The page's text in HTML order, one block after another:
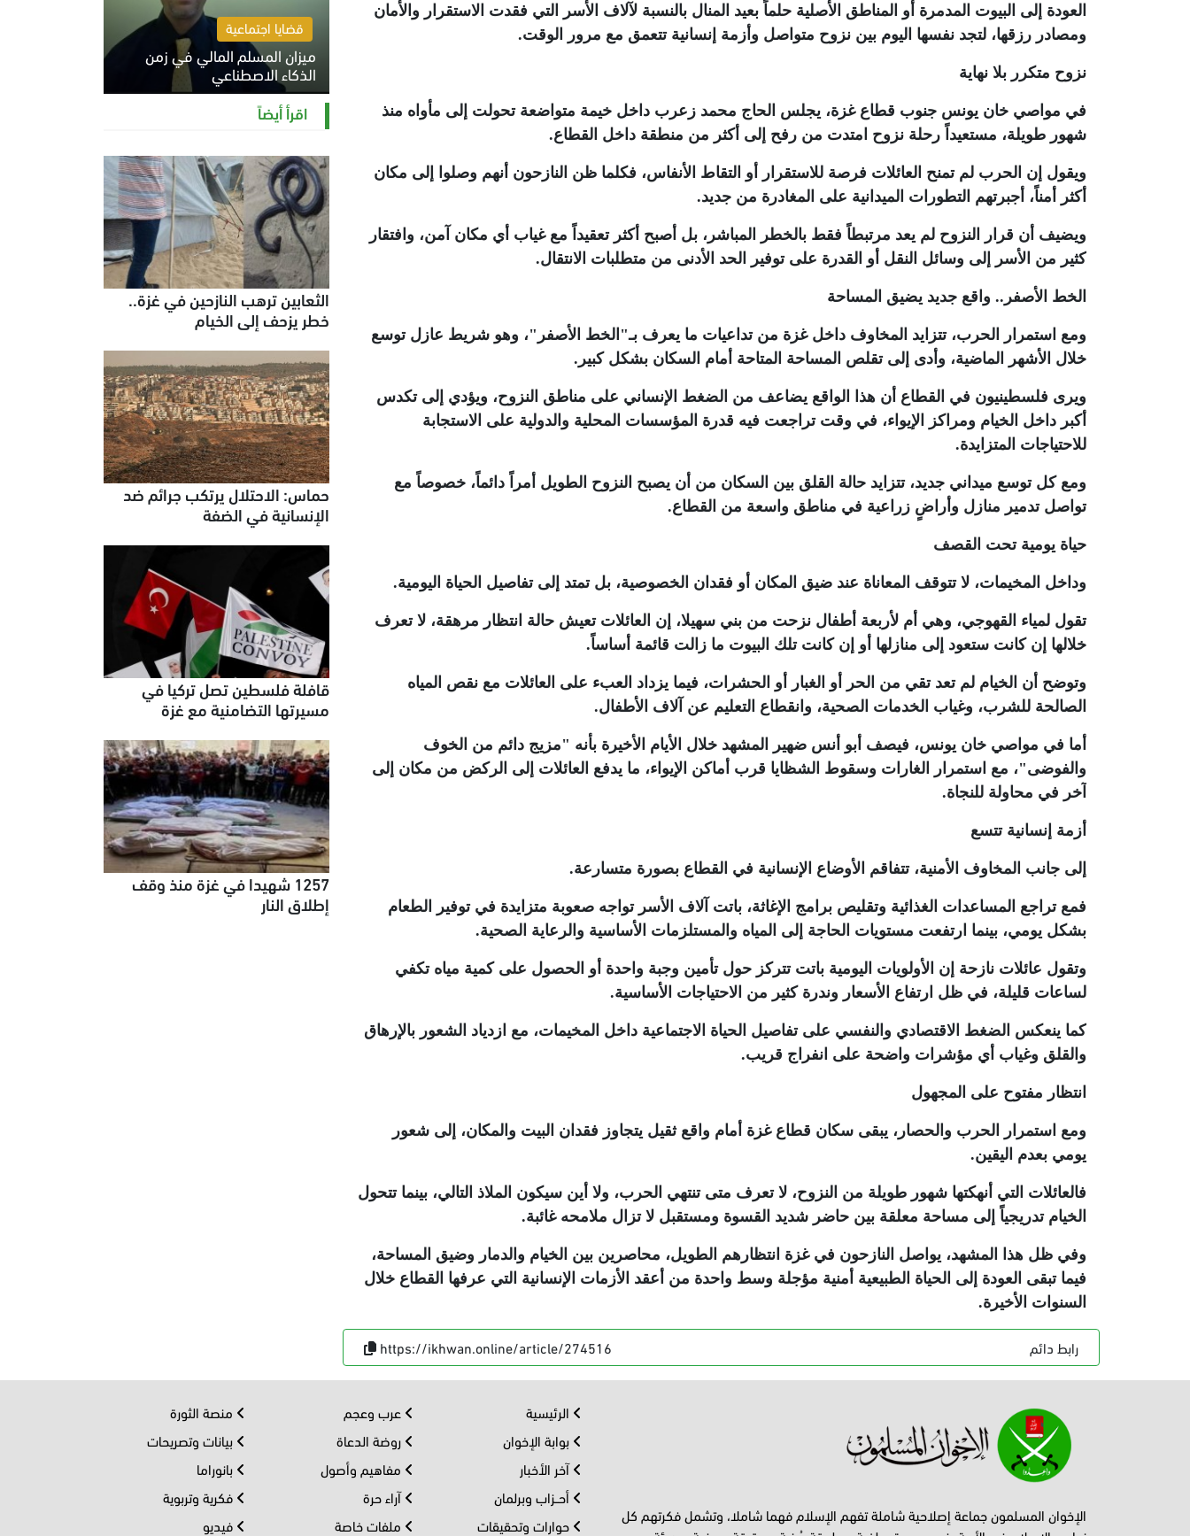
العودة إلى البيوت المدمرة أو المناطق الأصلية حلماً بعيد المنال بالنسبة لآلاف الأسر التي فقدت الاستقرار والأمان
ومصادر رزقها، لتجد نفسها اليوم بين نزوح متواصل وأزمة إنسانية تتعمق مع مرور الوقت.
نزوح متكرر بلا نهاية
في مواصي خان يونس جنوب قطاع غزة، يجلس الحاج محمد زعرب داخل خيمة متواضعة تحولت إلى مأواه منذ
شهور طويلة، مستعيداً رحلة نزوح امتدت من رفح إلى أكثر من منطقة داخل القطاع.
ويقول إن الحرب لم تمنح العائلات فرصة للاستقرار أو التقاط الأنفاس، فكلما ظن النازحون أنهم وصلوا إلى مكان
أكثر أمناً، أجبرتهم التطورات الميدانية على المغادرة من جديد.
ويضيف أن قرار النزوح لم يعد مرتبطاً فقط بالخطر المباشر، بل أصبح أكثر تعقيداً مع غياب أي مكان آمن، وافتقار
كثير من الأسر إلى وسائل النقل أو القدرة على توفير الحد الأدنى من متطلبات الانتقال.
الخط الأصفر.. واقع جديد يضيق المساحة
ومع استمرار الحرب، تتزايد المخاوف داخل غزة من تداعيات ما يعرف بـ"الخط الأصفر"، وهو شريط عازل توسع
خلال الأشهر الماضية، وأدى إلى تقلص المساحة المتاحة أمام السكان بشكل كبير .
ويرى فلسطينيون في القطاع أن هذا الواقع يضاعف من الضغط الإنساني على مناطق النزوح، ويؤدي إلى تكدس
أكبر داخل الخيام ومراكز الإيواء، في وقت تراجعت فيه قدرة المؤسسات المحلية والدولية على الاستجابة
للاحتياجات المتزايدة.
ومع كل توسع ميداني جديد، تتزايد حالة القلق بين السكان من أن يصبح النزوح الطويل أمراً دائماً، خصوصاً مع
تواصل تدمير منازل وأراضٍ زراعية في مناطق واسعة من القطاع.
حياة يومية تحت القصف
وداخل المخيمات، لا تتوقف المعاناة عند ضيق المكان أو فقدان الخصوصية، بل تمتد إلى تفاصيل الحياة اليومية.
تقول لمياء القهوجي، وهي أم لأربعة أطفال نزحت من بني سهيلا، إن العائلات تعيش حالة انتظار مرهقة، لا تعرف
خلالها إن كانت ستعود إلى منازلها أو إن كانت تلك البيوت ما زالت قائمة أساساً.
وتوضح أن الخيام لم تعد تقي من الحر أو الغبار أو الحشرات، فيما يزداد العبء على العائلات مع نقص المياه
الصالحة للشرب، وغياب الخدمات الصحية، وانقطاع التعليم عن آلاف الأطفال.
أما في مواصي خان يونس، فيصف أبو أنس ضهير المشهد خلال الأيام الأخيرة بأنه "مزيج دائم من الخوف
والفوضى"، مع استمرار الغارات وسقوط الشظايا قرب أماكن الإيواء، ما يدفع العائلات إلى الركض من مكان إلى
آخر في محاولة للنجاة.
أزمة إنسانية تتسع
إلى جانب المخاوف الأمنية، تتفاقم الأوضاع الإنسانية في القطاع بصورة متسارعة.
فمع تراجع المساعدات الغذائية وتقليص برامج الإغاثة، باتت آلاف الأسر تواجه صعوبة متزايدة في توفير الطعام
بشكل يومي، بينما ارتفعت مستويات الحاجة إلى المياه والمستلزمات الأساسية والرعاية الصحية.
وتقول عائلات نازحة إن الأولويات اليومية باتت تتركز حول تأمين وجبة واحدة أو الحصول على كمية مياه تكفي
لساعات قليلة، في ظل ارتفاع الأسعار وندرة كثير من الاحتياجات الأساسية.
كما ينعكس الضغط الاقتصادي والنفسي على تفاصيل الحياة الاجتماعية داخل المخيمات، مع ازدياد الشعور بالإرهاق
والقلق وغياب أي مؤشرات واضحة على انفراج قريب.
انتظار مفتوح على المجهول
ومع استمرار الحرب والحصار، يبقى سكان قطاع غزة أمام واقع ثقيل يتجاوز فقدان البيت والمكان، إلى شعور
يومي بعدم اليقين.
فالعائلات التي أنهكتها شهور طويلة من النزوح، لا تعرف متى تنتهي الحرب، ولا أين سيكون الملاذ التالي، بينما تتحول
الخيام تدريجياً إلى مساحة معلقة بين حاضر شديد القسوة ومستقبل لا تزال ملامحه غائبة.
وفي ظل هذا المشهد، يواصل النازحون في غزة انتظارهم الطويل، محاصرين بين الخيام والدمار وضيق المساحة،
فيما تبقى العودة إلى الحياة الطبيعية أمنية مؤجلة وسط واحدة من أعقد الأزمات الإنسانية التي عرفها القطاع خلال
السنوات الأخيرة.
رابط دائم https://ikhwan.online/article/274516
قضايا اجتماعية
ميزان المسلم المالي في زمن
الذكاء الاصطناعي
السبت 8 أغسطس 2026 11:21 ص
اقرأ أيضاً
الثعابين ترهب النازحين في غزة..
خطر يزحف إلى الخيام
حماس: الاحتلال يرتكب جرائم ضد
الإنسانية في الضفة
قافلة فلسطين تصل تركيا في
مسيرتها التضامنية مع غزة
1257 شهيدا في غزة منذ وقف
إطلاق النار
الإخوان المسلمون جماعة إصلاحية شاملة تفهم الإسلام فهما شاملا، وتشمل فكرتهم كل
الرئيسية
بوابة الإخوان
آخر الأخبار
أحــزاب وبرلمان
حوارات وتحقيقات
عرب وعجم
روضة الدعاة
مفاهيم وأصول
آراء حرة
ملفات خاصة
منصة الثورة
بيانات وتصريحات
بانوراما
فكرية وتربوية
فيديو